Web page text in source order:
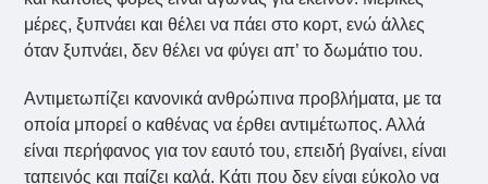
μέρες, ξυπνάει και θέλει να πάει στο κορτ, ενώ άλλες
όταν ξυπνάει, δεν θέλει να φύγει απ’ το δωμάτιο του.
Αντιμετωπίζει κανονικά ανθρώπινα προβλήματα, με τα
οποία μπορεί ο καθένας να έρθει αντιμέτωπος. Αλλά
είναι περήφανος για τον εαυτό του, επειδή βγαίνει, είναι
ταπεινός και παίζει καλά. Κάτι που δεν είναι εύκολο να